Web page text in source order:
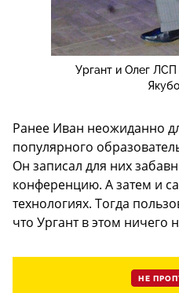
Ургант и Олег
Ранее Иван неожиданно
популярного
Он записал для них
конференцию. А затем и
технологиях. Тогда
что Ургант в этом ничего
НЕ